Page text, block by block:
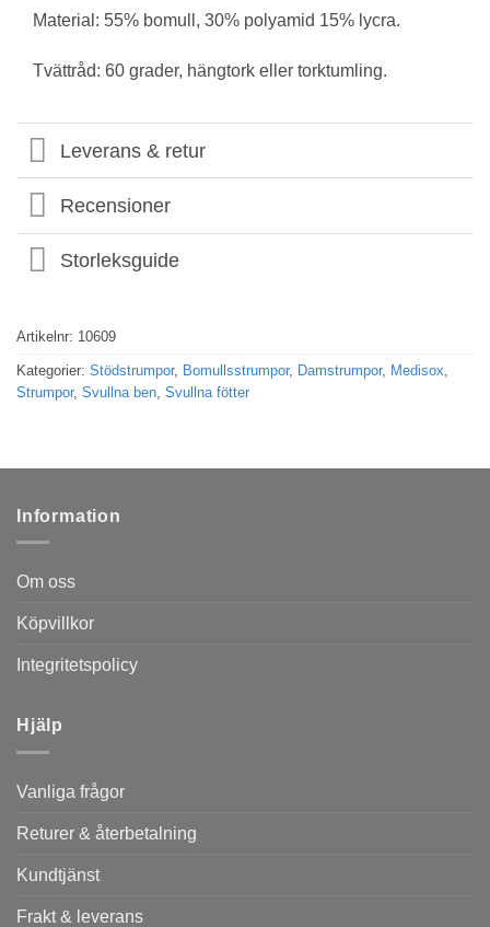
Material: 55% bomull, 30% polyamid 15% lycra.
Tvättråd: 60 grader, hängtork eller torktumling.
Leverans & retur
Recensioner
Storleksguide
Artikelnr: 10609
Kategorier: Stödstrumpor, Bomullsstrumpor, Damstrumpor, Medisox
Strumpor, Svullna ben Svullna fötter
Information
Om oss
Köpvillkor
Integritetspolicy
Hjälp
Vanliga frågor
Returer & återbetalning
Kundtjänst
Frakt & leverans